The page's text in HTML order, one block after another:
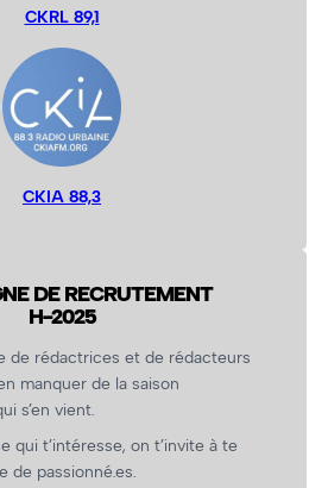
CKRL 89,1
CKIA 88,3
DE RECRUTEMENT
H-2025
de rédactrices et de rédacteurs
manquer de la saison
s’en vient.
qui t’intéresse, on t’invite à te
de passionné.es.